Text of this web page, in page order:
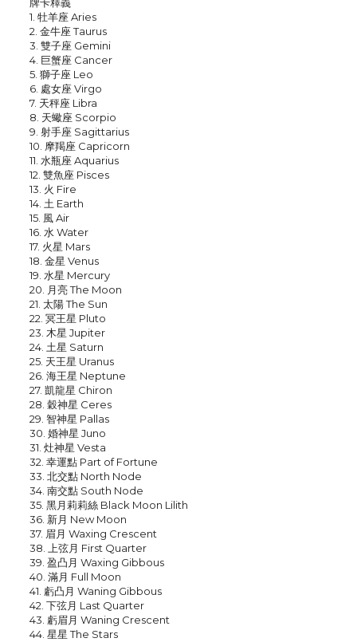
牌卡釋義
1. 牡羊座 Aries
2. 金牛座 Taurus
3. 雙子座 Gemini
4. 巨蟹座 Cancer
5. 獅子座 Leo
6. 處女座 Virgo
7. 天秤座 Libra
8. 天蠍座 Scorpio
9. 射手座 Sagittarius
10. 摩羯座 Capricorn
11. 水瓶座 Aquarius
12. 雙魚座 Pisces
13. 火 Fire
14. 土 Earth
15. 風 Air
16. 水 Water
17. 火星 Mars
18. 金星 Venus
19. 水星 Mercury
20. 月亮 The Moon
21. 太陽 The Sun
22. 冥王星 Pluto
23. 木星 Jupiter
24. 土星 Saturn
25. 天王星 Uranus
26. 海王星 Neptune
27. 凱龍星 Chiron
28. 穀神星 Ceres
29. 智神星 Pallas
30. 婚神星 Juno
31. 灶神星 Vesta
32. 幸運點 Part of Fortune
33. 北交點 North Node
34. 南交點 South Node
35. 黑月莉莉絲 Black Moon Lilith
36. 新月 New Moon
37. 眉月 Waxing Crescent
38. 上弦月 First Quarter
39. 盈凸月 Waxing Gibbous
40. 滿月 Full Moon
41. 虧凸月 Waning Gibbous
42. 下弦月 Last Quarter
43. 虧眉月 Waning Crescent
44. 星星 The Stars